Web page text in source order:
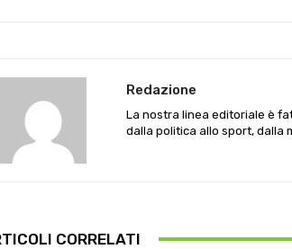
Redazione
La nostra linea editoriale è
dalla politica allo sport, dalla
CORRELATI